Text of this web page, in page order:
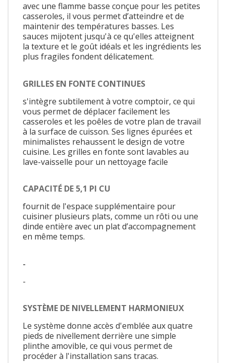
avec une flamme basse conçue pour les petites
casseroles, il vous permet d’atteindre et de
maintenir des températures basses. Les
sauces mijotent jusqu'à ce qu'elles atteignent
la texture et le goût idéals et les ingrédients les
plus fragiles fondent délicatement.
GRILLES EN FONTE CONTINUES
s'intègre subtilement à votre comptoir, ce qui
vous permet de déplacer facilement les
casseroles et les poêles de votre plan de travail
à la surface de cuisson. Ses lignes épurées et
minimalistes rehaussent le design de votre
cuisine. Les grilles en fonte sont lavables au
lave-vaisselle pour un nettoyage facile
CAPACITÉ DE 5,1 PI CU
fournit de l'espace supplémentaire pour
cuisiner plusieurs plats, comme un rôti ou une
dinde entière avec un plat d’accompagnement
en même temps.
-
-
SYSTÈME DE NIVELLEMENT HARMONIEUX
Le système donne accès d'emblée aux quatre
pieds de nivellement derrière une simple
plinthe amovible, ce qui vous permet de
procéder à l'installation sans tracas.